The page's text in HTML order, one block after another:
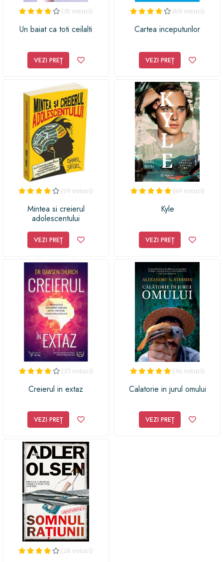
(35 voturi)
Un baiat ca toti ceilalti
VEZI PREȚ
(69 voturi)
Cartea inceputurilor
VEZI PREȚ
(59 voturi)
Mintea si creierul
adolescentului
VEZI PREȚ
(49 voturi)
Kyle
VEZI PREȚ
(37 voturi)
Creierul in extaz
VEZI PREȚ
(36 voturi)
Calatorie in jurul omului
VEZI PREȚ
(28 voturi)